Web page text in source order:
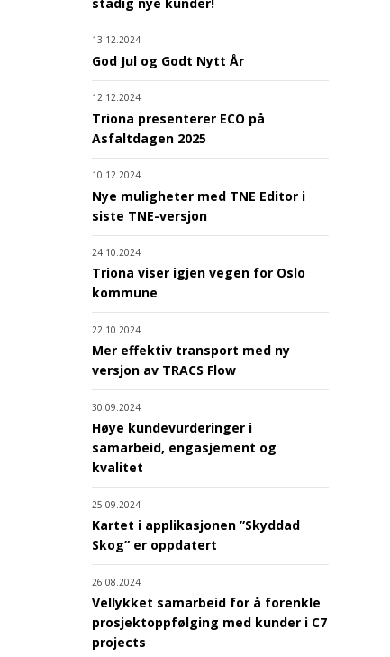
13.12.2024
God Jul og Godt Nytt År
12.12.2024
Triona presenterer ECO på
Asfaltdagen 2025
10.12.2024
Nye muligheter med TNE Editor i
siste TNE-versjon
24.10.2024
Triona viser igjen vegen for Oslo
kommune
22.10.2024
Mer effektiv transport med ny
versjon av TRACS Flow
30.09.2024
Høye kundevurderinger i
samarbeid, engasjement og
kvalitet
25.09.2024
Kartet i applikasjonen ”Skyddad
Skog” er oppdatert
26.08.2024
Vellykket samarbeid for å forenkle
prosjektoppfølging med kunder i C7
projects